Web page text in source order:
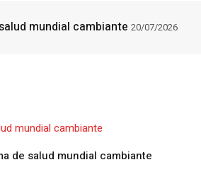
mundial cambiante 20/07/2026
de salud mundial cambiante